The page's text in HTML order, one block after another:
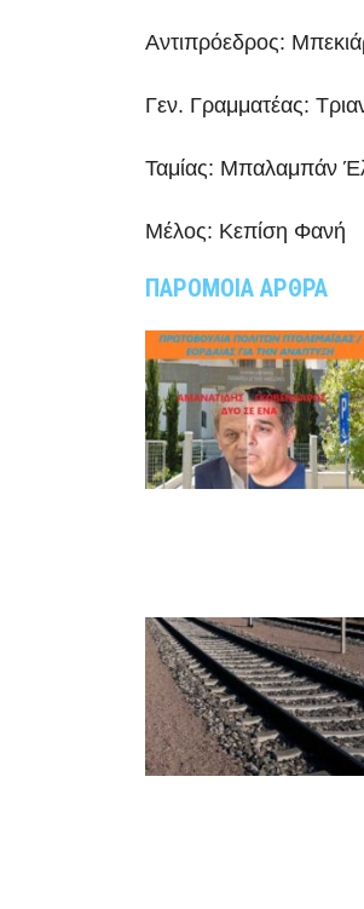
Αντιπρόεδρος:
Γεν. Γραμματέας:
Ταμίας: Μπαλαμπάν
Μέλος: Κεπίση Φανή
ΠΑΡΟΜΟΙΑ ΑΡΘΡΑ